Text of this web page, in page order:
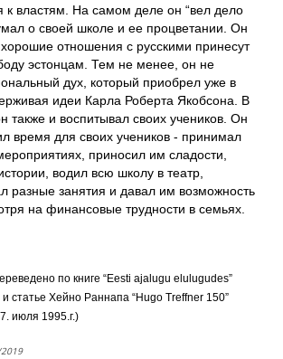
к властям. На самом деле он “вел дело
о своей школе и ее процветании. Он
отношения с русскими принесут
эстонцам. Тем не менее, он не
дух, который приобрел уже в
идеи Карла Роберта Якобсона. В
также и воспитывал своих учеников. Он
время для своих учеников - принимал
приносил им сладости,
водил всю школу в театр,
разные занятия и давал им возможность
на финансовые трудности в семьях.
по книге “Eesti ajalugu elulugudes”
статье Хейно Раннапа “Hugo Treffner 150”
июля 1995.г.)